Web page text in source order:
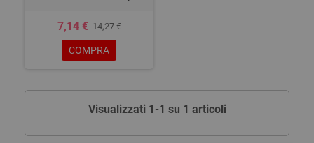
7,14 € 14,27 €
COMPRA
Visualizzati 1-1 su 1 articoli